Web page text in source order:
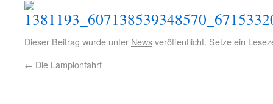
Dieser Beitrag wurde unter Newsveröffentlicht. Setze ein
← Die Lampionfahrt